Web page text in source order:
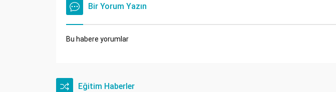
Bir Yorum Yazın
Bu habere yorumlar
Eğitim Haberler